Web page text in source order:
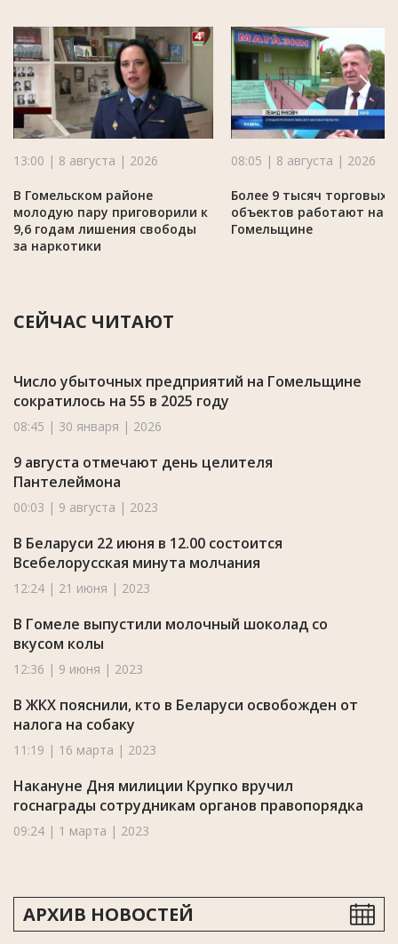
13:00 | 8 августа | 2026
В Гомельском районе
молодую пару приговорили к
9,6 годам лишения свободы
за наркотики
08:05 | 8 августа | 2026
Более 9 тысяч торговых
объектов работают на
Гомельщине
СЕЙЧАС ЧИТАЮТ
Число убыточных предприятий на Гомельщине
сократилось на 55 в 2025 году
08:45 | 30 января | 2026
9 августа отмечают день целителя
Пантелеймона
00:03 | 9 августа | 2023
В Беларуси 22 июня в 12.00 состоится
Всебелорусская минута молчания
12:24 | 21 июня | 2023
В Гомеле выпустили молочный шоколад со
вкусом колы
12:36 | 9 июня | 2023
В ЖКХ пояснили, кто в Беларуси освобожден от
налога на собаку
11:19 | 16 марта | 2023
Накануне Дня милиции Крупко вручил
госнаграды сотрудникам органов правопорядка
09:24 | 1 марта | 2023
АРХИВ НОВОСТЕЙ